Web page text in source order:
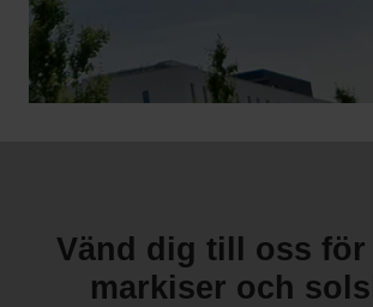
Vänd dig till oss för
markiser och